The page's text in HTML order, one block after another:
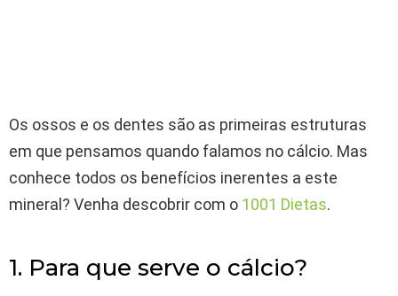
Os ossos e os dentes são as primeiras estruturas
em que pensamos quando falamos no cálcio. Mas
conhece todos os benefícios inerentes a este
mineral? Venha descobrir com o 1001 Dietas.
1. Para que serve o cálcio?